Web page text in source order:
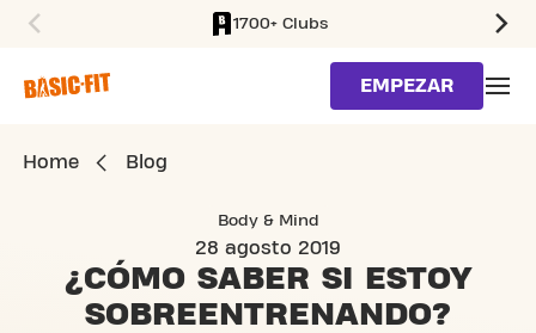
1700+ Clubs
EMPEZAR
Home Blog
Body & Mind
28 agosto 2019
¿CÓMO SABER SI ESTOY
SOBREENTRENANDO?